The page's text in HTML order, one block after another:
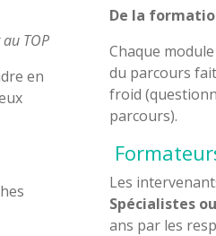
TOP
en
De la
Chaque
du parcours
froid
parcours).
Les
Spécialistes
ans par les